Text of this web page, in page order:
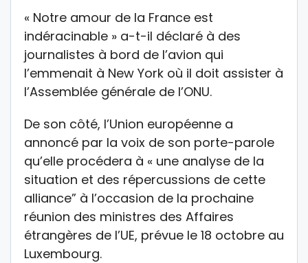
« Notre amour de la France est
indéracinable » a-t-il déclaré à des
journalistes à bord de l’avion qui
l’emmenait à New York où il doit assister à
l’Assemblée générale de l’ONU.
De son côté, l’Union européenne a
annoncé par la voix de son porte-parole
qu’elle procédera à « une analyse de la
situation et des répercussions de cette
alliance” à l’occasion de la prochaine
réunion des ministres des Affaires
étrangères de l’UE, prévue le 18 octobre au
Luxembourg.